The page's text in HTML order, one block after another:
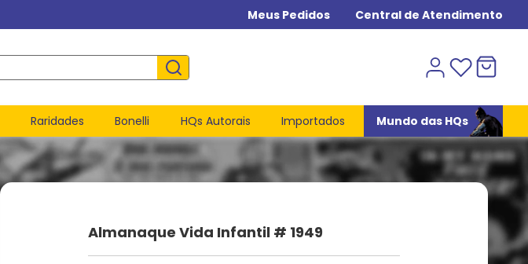
Meus Pedidos Central de Atendimento
Raridades Bonelli HQs Autorais Importados Mundo das HQs
Almanaque Vida Infantil # 1949